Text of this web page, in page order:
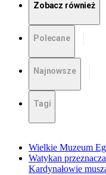
Zobacz również
Polecane
Najnowsze
Tagi
Wielkie Muzeum
Watykan
Kardynałowie